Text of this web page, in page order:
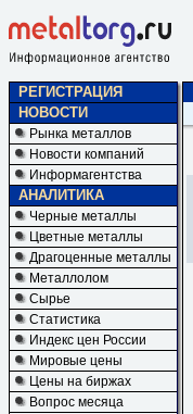
РЕГИСТРАЦИЯ
НОВОСТИ
Рынка металлов
Новости компаний
Информагентства
АНАЛИТИКА
Черные металлы
Цветные металлы
Драгоценные металлы
Металлолом
Сырье
Статистика
Индекс цен России
Мировые цены
Цены на биржах
Вопрос месяца